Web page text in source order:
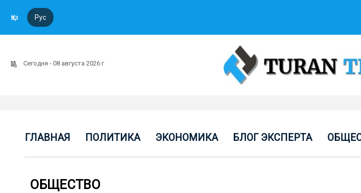
Қаз Рус
Сегодня - 08 августа 2026 г
ГЛАВНАЯ ПОЛИТИКА ЭКОНОМИКА БЛОГ ЭКСПЕРТА
ОБЩЕСТВО